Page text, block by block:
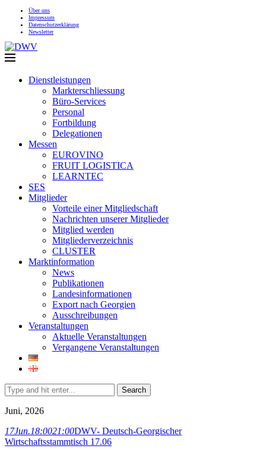
Über uns
Impressum
Datenschutzerklärung
Newsletter
Dienstleistungen
Markterschliessung
Büro-Services
Personal
Fortbildung
Delegationen
Messen
EUROVINO
FRUIT LOGISTICA
LEARNTEC
SES
Mitglieder
Vorteile einer Mitgliedschaft
Nachrichten unserer Mitglieder
Mitglied werden
Mitgliederverzeichnis
CLUSTER
Marktinformation
News
Publikationen
Landesinformationen
Export nach Georgien
Ausschreibungen
Veranstaltungen
Aktuelle Veranstaltungen
Vergangene Veranstaltungen
Search
Juni, 2026
17Jun.18:0021:00DWV- Deutsch-Georgischer
Wirtschaftsstammtisch 17.06